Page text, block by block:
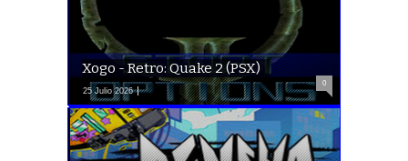
Xogo - Retro: Quake 2 (PSX)
25 Julio 2026
0